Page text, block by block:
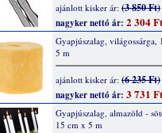
ajánlott kisker ár: (3 850 Ft)
nagyker nettó ár: 2 304 Ft
Gyapjúszalag, világossárga,
5 m
ajánlott kisker ár: (6 235 Ft)
nagyker nettó ár: 3 731 Ft
Gyapjúszalag, almazöld -
15 cm x 5 m